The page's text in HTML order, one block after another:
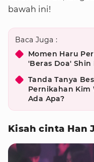
bawah ini!
Baca Juga :
Momen Haru
'Beras Doa'
Tanda Tanya
Pernikahan Kim
Ada Apa?
Kisah cinta Han